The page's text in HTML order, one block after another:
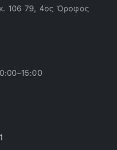
106 79, 4ος Όροφος